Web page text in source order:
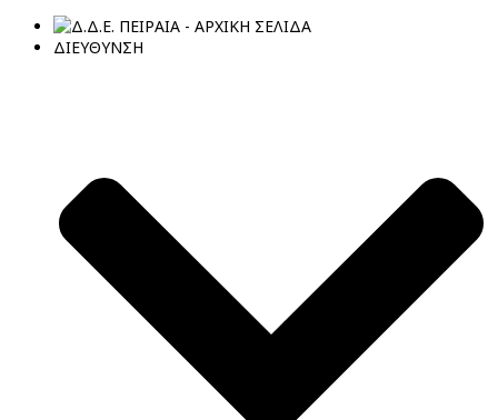
ΔΙΕΥΘΥΝΣΗ